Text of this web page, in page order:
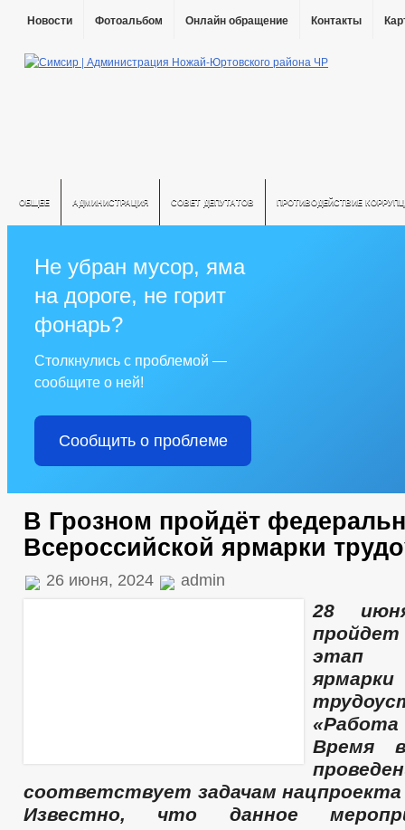
Новости Фотоальбом Онлайн обращение Контакты
ОБЩЕЕ АДМИНИСТРАЦИЯ СОВЕТ ДЕПУТАТОВ ПРОТИВОДЕЙСТВИЕ
Не убран мусор, яма
на дороге, не горит
фонарь?
Столкнулись с проблемой —
сообщите о ней!
Сообщить о проблеме
В Грозном пройдёт
Всероссийской ярмарки
26 июня, 2024 admin
28
этап
ярмарки
Время
соответствует задачам
Известно, что данное